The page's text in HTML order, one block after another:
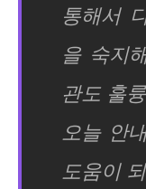
통해서
을 숙지
관도 훌
오늘 안
도움이